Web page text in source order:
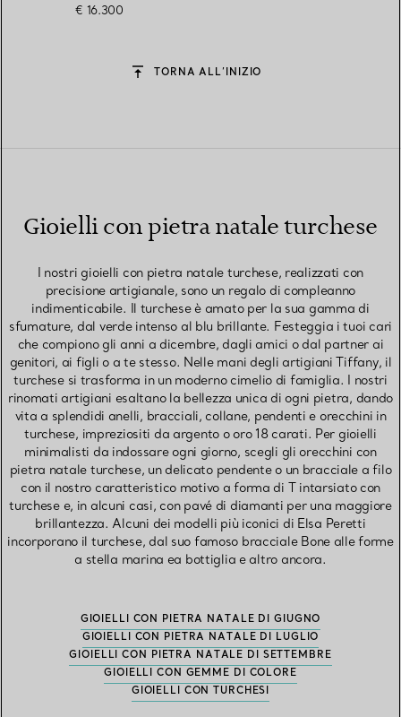
€ 16.300
TORNA ALL’INIZIO
Gioielli con pietra natale turchese
I nostri gioielli con pietra natale turchese, realizzati con
precisione artigianale, sono un regalo di compleanno
indimenticabile. Il turchese è amato per la sua gamma di
sfumature, dal verde intenso al blu brillante. Festeggia i tuoi cari
che compiono gli anni a dicembre, dagli amici o dal partner ai
genitori, ai figli o a te stesso. Nelle mani degli artigiani Tiffany, il
turchese si trasforma in un moderno cimelio di famiglia. I nostri
rinomati artigiani esaltano la bellezza unica di ogni pietra, dando
vita a splendidi anelli, bracciali, collane, pendenti e orecchini in
turchese, impreziositi da argento o oro 18 carati. Per gioielli
minimalisti da indossare ogni giorno, scegli gli orecchini con
pietra natale turchese, un delicato pendente o un bracciale a filo
con il nostro caratteristico motivo a forma di T intarsiato con
turchese e, in alcuni casi, con pavé di diamanti per una maggiore
brillantezza. Alcuni dei modelli più iconici di Elsa Peretti
incorporano il turchese, dal suo famoso bracciale Bone alle forme
a stella marina ea bottiglia e altro ancora.
GIOIELLI CON PIETRA NATALE DI GIUGNO
GIOIELLI CON PIETRA NATALE DI LUGLIO
GIOIELLI CON PIETRA NATALE DI SETTEMBRE
GIOIELLI CON GEMME DI COLORE
GIOIELLI CON TURCHESI